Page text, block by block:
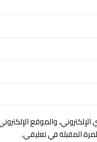
والموقع
المقبلة في تعليقي.